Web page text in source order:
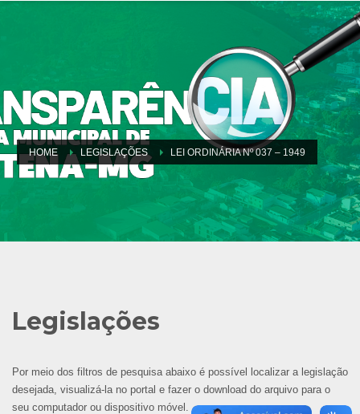
HOME LEGISLAÇÕES LEI ORDINÁRIA Nº 037 – 1949
Legislações
Por meio dos filtros de pesquisa abaixo é possível localizar a legislação
desejada, visualizá-la no portal e fazer o download do arquivo para o
seu computador ou dispositivo móvel.